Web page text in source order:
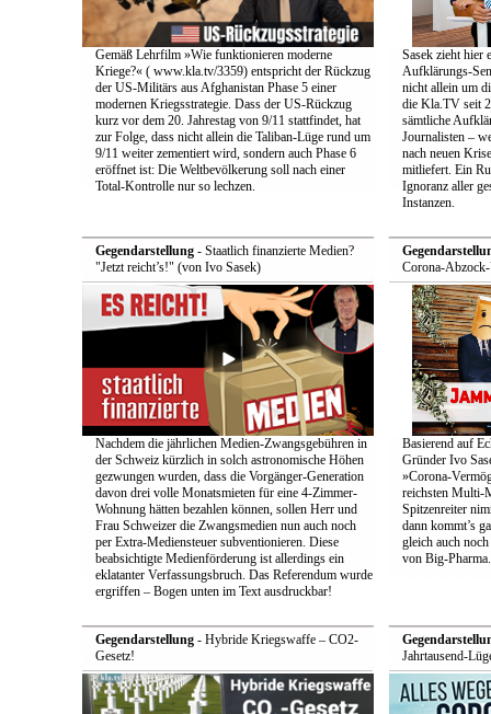
Gemäß Lehrfilm »Wie funktionieren moderne
Kriege?« ( www.kla.tv/3359) entspricht der Rückzug
der US-Militärs aus Afghanistan Phase 5 einer
modernen Kriegsstrategie. Dass der US-Rückzug
kurz vor dem 20. Jahrestag von 9/11 stattfindet, hat
zur Folge, dass nicht allein die Taliban-Lüge rund um
9/11 weiter zementiert wird, sondern auch Phase 6
eröffnet ist: Die Weltbevölkerung soll nach einer
Total-Kontrolle nur so lechzen.
Sasek zieht hier
Aufklärungs-
nicht allein um
die Kla.TV seit
sämtliche
Journalisten –
nach neuen
mitliefert. Ein
Ignoranz aller
Instanzen.
Gegendarstellung- Staatlich finanzierte Medien?
"Jetzt reicht’s!" (von Ivo Sasek)
Nachdem die jährlichen Medien-Zwangsgebühren in
der Schweiz kürzlich in solch astronomische Höhen
gezwungen wurden, dass die Vorgänger-Generation
davon drei volle Monatsmieten für eine 4-Zimmer-
Wohnung hätten bezahlen können, sollen Herr und
Frau Schweizer die Zwangsmedien nun auch noch
per Extra-Mediensteuer subventionieren. Diese
beabsichtigte Medienförderung ist allerdings ein
eklatanter Verfassungsbruch. Das Referendum wurde
ergriffen – Bogen unten im Text ausdruckbar!
Corona-
Basierend auf
Gründer Ivo
»Corona-
reichsten Multi-
Spitzenreiter
dann kommt’s
gleich auch
von Big-
Gegendarstellung- Hybride Kriegswaffe – CO2-
Gesetz!
Jahrtausend-